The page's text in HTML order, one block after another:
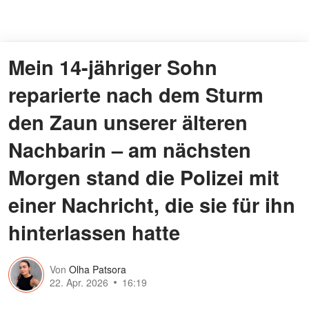
Mein 14-jähriger Sohn
reparierte nach dem Sturm
den Zaun unserer älteren
Nachbarin – am nächsten
Morgen stand die Polizei mit
einer Nachricht, die sie für ihn
hinterlassen hatte
Von Olha Patsora
22. Apr. 2026
16:19